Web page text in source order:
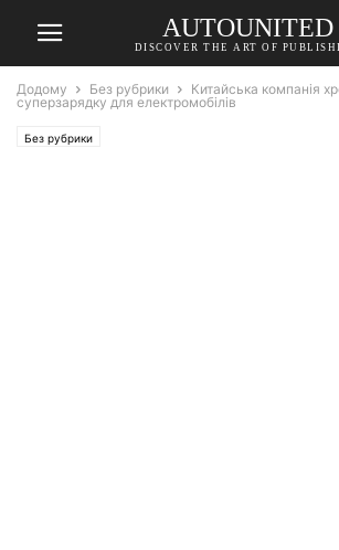
AUTOUNITED
DISCOVER THE ART OF
Додому Без рубрики
Китайська компанія
суперзарядку для електромобілів
Без рубрики